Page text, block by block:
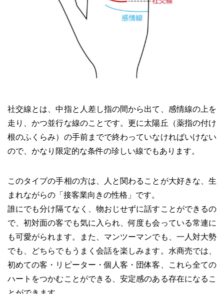
社交線とは、中指と人差し指の間から出て、感情線の上を
走り、かつ並行な線のことです。更に太陽丘（薬指の付け
根のふくらみ）の手前までで終わっていなければいけない
ので、かなり限定的な条件の珍しい線でもあります。
このタイプの手相の方は、人と関わることが大好きな、生
まれながらの「接客業向きの性格」です。
誰にでも分け隔てなく、物おじせずに話すことができるの
で、初対面の客でも気に入られ、何度も会っている常連に
も可愛がられます。また、マンツーマンでも、一人対大勢
でも、どちらでもうまく会話を楽しみます。水商売では、
初めての客・リピーター・個人客・団体客、これら全ての
ハートをつかむことができる、安定感のある存在になるこ